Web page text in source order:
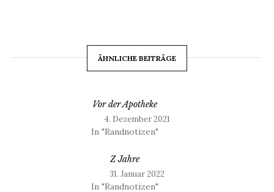
ÄHNLICHE BEITRÄGE
Vor der Apotheke
4. Dezember 2021
In "Randnotizen"
Z Jahre
31. Januar 2022
In "Randnotizen"